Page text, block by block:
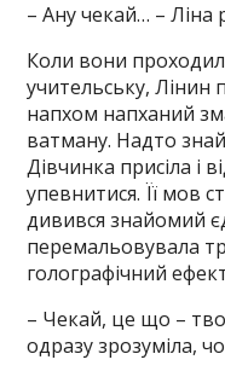
– Ану чекай… – Ліна
Коли вони
учительську, Лінин
напхом напханий
ватману. Надто
Дівчинка присіла і
упевнитися. Її мов
дивився знайомий
перемальовувала
голографічний
– Чекай, це що –
одразу зрозуміла,